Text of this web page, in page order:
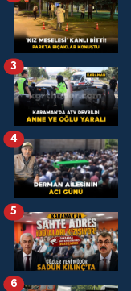
3
4
5
6